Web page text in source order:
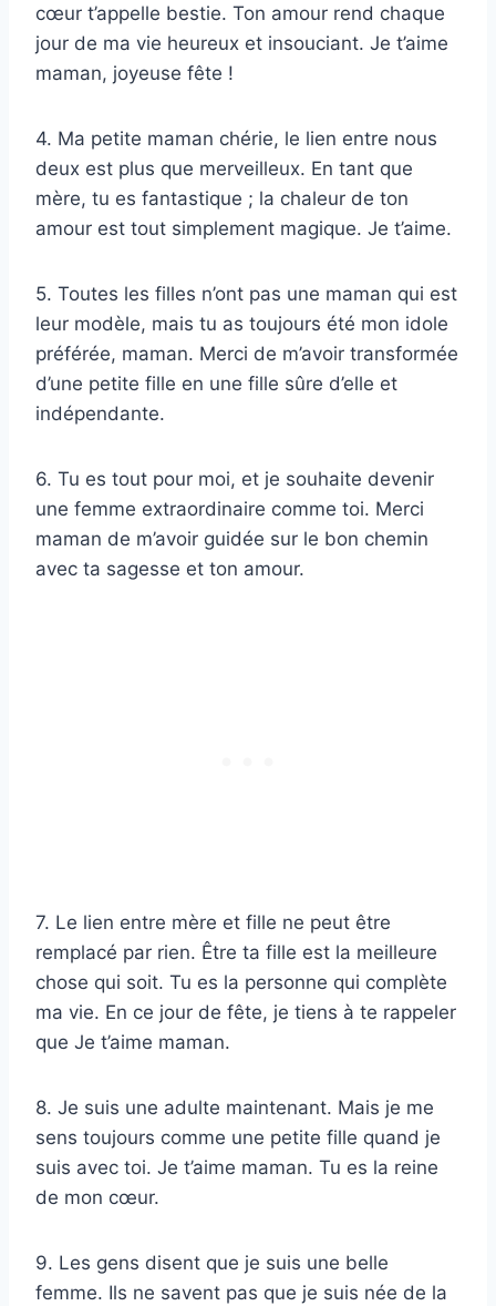
cœur t’appelle bestie. Ton amour rend chaque
jour de ma vie heureux et insouciant. Je t’aime
maman, joyeuse fête !
4. Ma petite maman chérie, le lien entre nous
deux est plus que merveilleux. En tant que
mère, tu es fantastique ; la chaleur de ton
amour est tout simplement magique. Je t’aime.
5. Toutes les filles n’ont pas une maman qui est
leur modèle, mais tu as toujours été mon idole
préférée, maman. Merci de m’avoir transformée
d’une petite fille en une fille sûre d’elle et
indépendante.
6. Tu es tout pour moi, et je souhaite devenir
une femme extraordinaire comme toi. Merci
maman de m’avoir guidée sur le bon chemin
avec ta sagesse et ton amour.
7. Le lien entre mère et fille ne peut être
remplacé par rien. Être ta fille est la meilleure
chose qui soit. Tu es la personne qui complète
ma vie. En ce jour de fête, je tiens à te rappeler
que Je t’aime maman.
8. Je suis une adulte maintenant. Mais je me
sens toujours comme une petite fille quand je
suis avec toi. Je t’aime maman. Tu es la reine
de mon cœur.
9. Les gens disent que je suis une belle
femme. Ils ne savent pas que je suis née de la